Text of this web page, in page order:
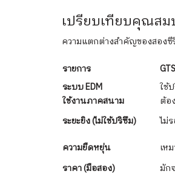
เปรียบเทียบคุณสม
ความแตกต่างสำคัญของสองซี
รายการ
ระบบ EDM
ใช้
ใช้งานภาคสนาม
ต้อ
ระยะยิง (ไม่ใช้ปริซึม)
ไม่
ความยืดหยุ่น
เห
ราคา (มือสอง)
มัก